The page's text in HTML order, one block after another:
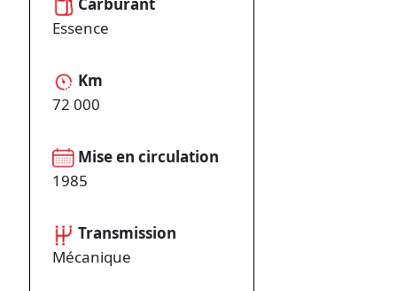
Essence
Km
72 000
Mise en circulation
1985
Transmission
Mécanique